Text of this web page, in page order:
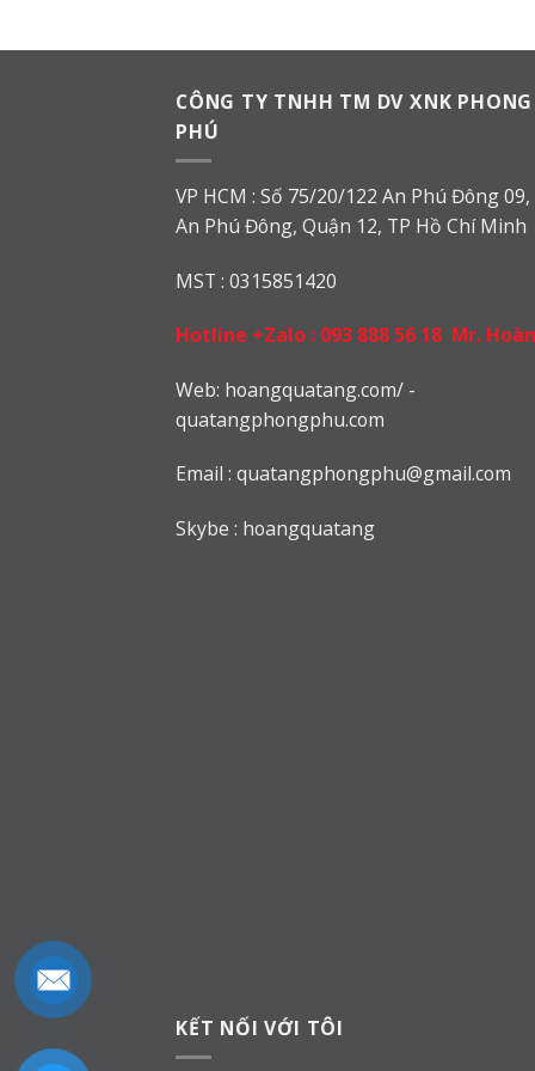
CÔNG TY TNHH TM DV XNK PHONG
PHÚ
VP HCM : Số 75/20/122 An Phú Đông 09,
An Phú Đông, Quận 12, TP Hồ Chí Minh
MST : 0315851420
Hotline +Zalo : 093 888 56 18 Mr.
Web: hoangquatang.com/ -
quatangphongphu.com
Email : quatangphongphu@gmail.com
Skybe : hoangquatang
KẾT NỐI VỚI TÔI